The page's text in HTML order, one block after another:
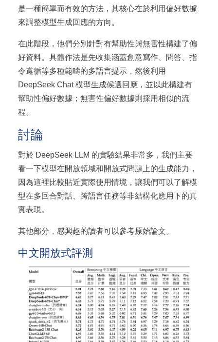
是一種簡單而有效的方法，其核心在於利用偏好數據
來調整模型生成回應的方向。
在此階段，他們分別針對有幫助性與無害性構建了偏
好資料。具體作法是先收集涵蓋創意寫作、問答、指
令遵循等多種範疇的多語言提示，然後利用
DeepSeek Chat 模型生成候選回應，並以此構建有
幫助性偏好數據；無害性偏好數據則採用相似的流
程。
討論
對於 DeepSeek LLM 的實驗結果非常多，我們主要
看一下模型在開放領域和開放式問題上的生成能力，
因為這裡比較貼近實際使用情境，讓我們可以了解模
型在多回合對話、跨語言任務等非結構化應用下的真
實表現。
其他部分，感興趣的讀者可以參考原始論文。
中文開放式評測